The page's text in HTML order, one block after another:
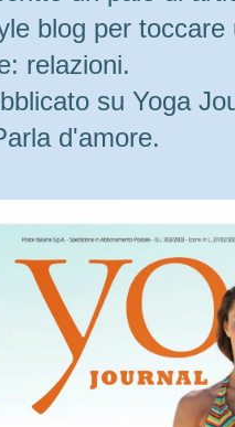
blog per
relazioni.
su Yoga
d'amore.